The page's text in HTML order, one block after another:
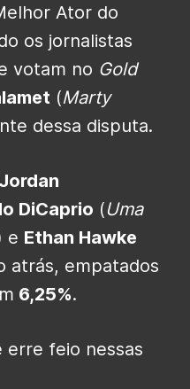
Ator do
os jornalistas
votam no Gold
(Marty
dessa disputa.
DiCaprio (Uma
e Ethan Hawke
atrás, empatados
6,25%.
erre feio nessas